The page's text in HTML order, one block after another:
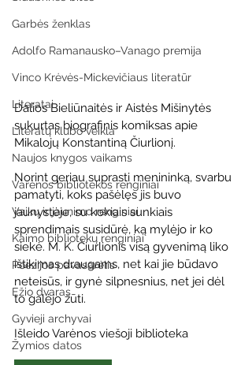
Garbės ženklas
Adolfo Ramanausko–Vanago premija
Vinco Krėvės-Mickevičiaus literatūr
Literatai
Literatų klubo veikla
Naujos knygos vaikams
Varėnos bibliotekos renginiai
Vaikų ir jaunimo renginiai
Kaimo bibliotekų renginiai
Poezijos pavasarėlis
Ežio dvaras
Gyvieji archyvai
Žymios datos
Dalios Bieliūnaitės ir Aistės Mišinytės
sukurtas biografinis komiksas apie
Mikalojų Konstantiną Čiurlionį.
Norint geriau suprasti menininką, svarbu
pamatyti, koks pašėlęs jis buvo
jaunystėje, su kokiais sunkiais
sprendimais susidūrė, ką mylėjo ir ko
siekė. M. K. Čiurlionis visą gyvenimą liko
ištikimas draugams, net kai jie būdavo
neteisūs, ir gynė silpnesnius, net jei dėl
to galėjo žūti.
Išleido Varėnos viešoji biblioteka